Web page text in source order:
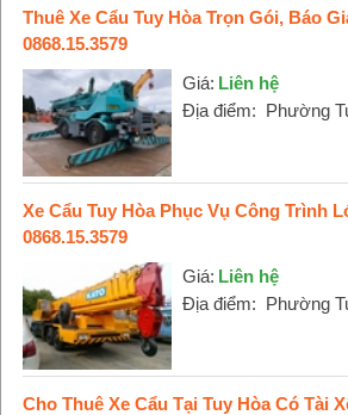
Thuê Xe Cẩu Tuy Hòa Trọn Gói, Báo
0868.15.3579
Giá: Liên hệ
Địa điểm: Phường
Xe Cẩu Tuy Hòa Phục Vụ Công Trình
0868.15.3579
Giá: Liên hệ
Địa điểm: Phường
Cho Thuê Xe Cẩu Tại Tuy Hòa Có Tài